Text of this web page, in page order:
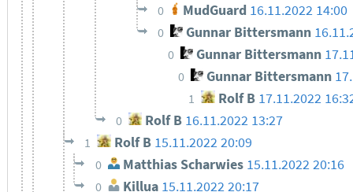
0 MudGuard 16.11.2022 14:00
0 Gunnar Bittersmann
0 Gunnar Bittersmann
0 Gunnar Bittersmann
1 Rolf B 17.11.2022
0 Rolf B 16.11.2022 13:27
1 Rolf B 15.11.2022 20:09
0 Matthias Scharwies 15.11.2022 20:16
0 Killua 15.11.2022 20:17